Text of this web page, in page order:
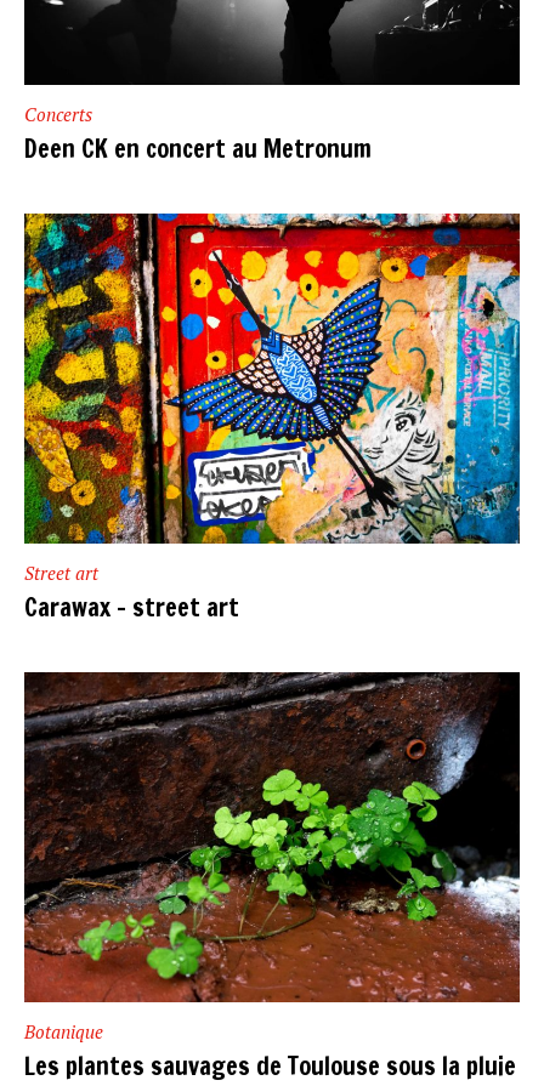
Concerts
Deen CK en concert au Metronum
Street art
Carawax – street art
Botanique
Les plantes sauvages de Toulouse sous la pluie